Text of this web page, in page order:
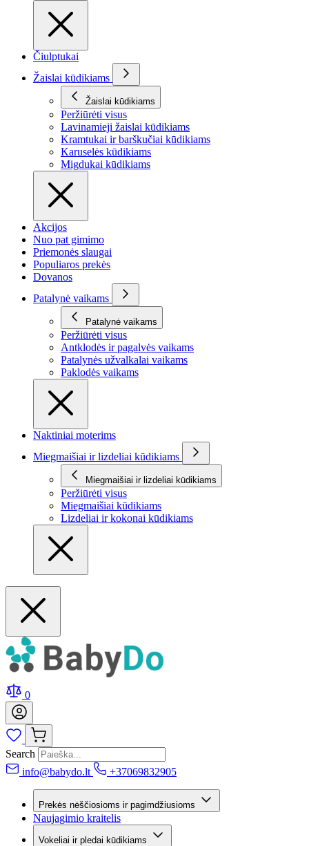
Čiulptukai
Žaislai kūdikiams
Žaislai kūdikiams
Peržiūrėti visus
Lavinamieji žaislai kūdikiams
Kramtukai ir barškučiai kūdikiams
Karuselės kūdikiams
Migdukai kūdikiams
Akcijos
Nuo pat gimimo
Priemonės slaugai
Populiaros prekės
Dovanos
Patalynė vaikams
Patalynė vaikams
Peržiūrėti visus
Antklodės ir pagalvės vaikams
Patalynės užvalkalai vaikams
Paklodės vaikams
Naktiniai moterims
Miegmaišiai ir lizdeliai kūdikiams
Miegmaišiai ir lizdeliai kūdikiams
Peržiūrėti visus
Miegmaišiai kūdikiams
Lizdeliai ir kokonai kūdikiams
0
Search
info@babydo.lt
+37069832905
Prekės nėščiosioms ir pagimdžiusioms
Naujagimio kraitelis
Vokeliai ir pledai kūdikiams